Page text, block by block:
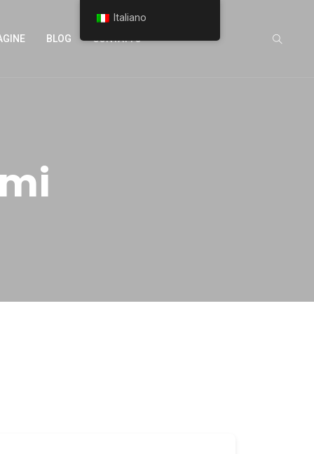
BLOG CONTATTO
Italiano